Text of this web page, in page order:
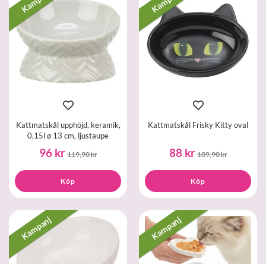
Kattmatskål upphöjd, keramik,
0,15l ø 13 cm, ljustaupe
96 kr 119,90 kr
Köp
Kattmatskål Frisky Kitty oval
88 kr 109,90 kr
Köp
Kampanj Kampanj